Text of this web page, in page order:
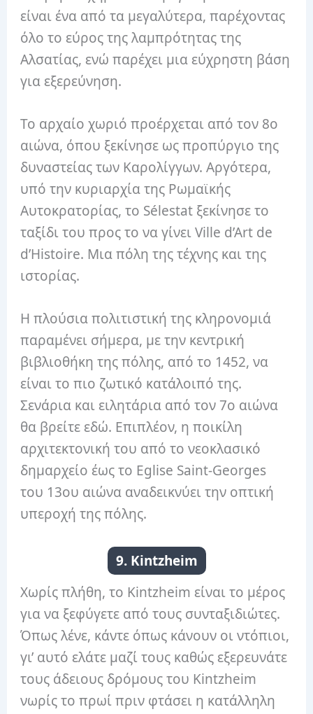
είναι ένα από τα μεγαλύτερα, παρέχοντας
όλο το εύρος της λαμπρότητας της
Αλσατίας, ενώ παρέχει μια εύχρηστη βάση
για εξερεύνηση.
Το αρχαίο χωριό προέρχεται από τον 8ο
αιώνα, όπου ξεκίνησε ως προπύργιο της
δυναστείας των Καρολίγγων. Αργότερα,
υπό την κυριαρχία της Ρωμαϊκής
Αυτοκρατορίας, το Sélestat ξεκίνησε το
ταξίδι του προς το να γίνει Ville d’Art de
d’Histoire. Μια πόλη της τέχνης και της
ιστορίας.
Η πλούσια πολιτιστική της κληρονομιά
παραμένει σήμερα, με την κεντρική
βιβλιοθήκη της πόλης, από το 1452, να
είναι το πιο ζωτικό κατάλοιπό της.
Σενάρια και ειλητάρια από τον 7ο αιώνα
θα βρείτε εδώ. Επιπλέον, η ποικίλη
αρχιτεκτονική του από το νεοκλασικό
δημαρχείο έως το Eglise Saint-Georges
του 13ου αιώνα αναδεικνύει την οπτική
υπεροχή της πόλης.
9. Kintzheim
Χωρίς πλήθη, το Kintzheim είναι το μέρος
για να ξεφύγετε από τους συνταξιδιώτες.
Όπως λένε, κάντε όπως κάνουν οι ντόπιοι,
γι’ αυτό ελάτε μαζί τους καθώς εξερευνάτε
τους άδειους δρόμους του Kintzheim
νωρίς το πρωί πριν φτάσει η κατάλληλη